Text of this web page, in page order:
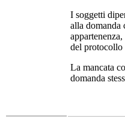
I soggetti
alla domanda
del protocollo
La mancata
domanda